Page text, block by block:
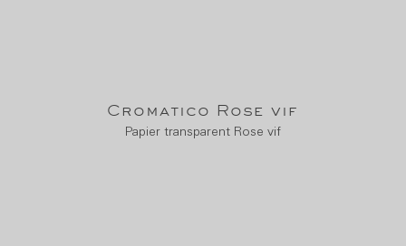
Cromatico Rose vif
Papier transparent Rose vif